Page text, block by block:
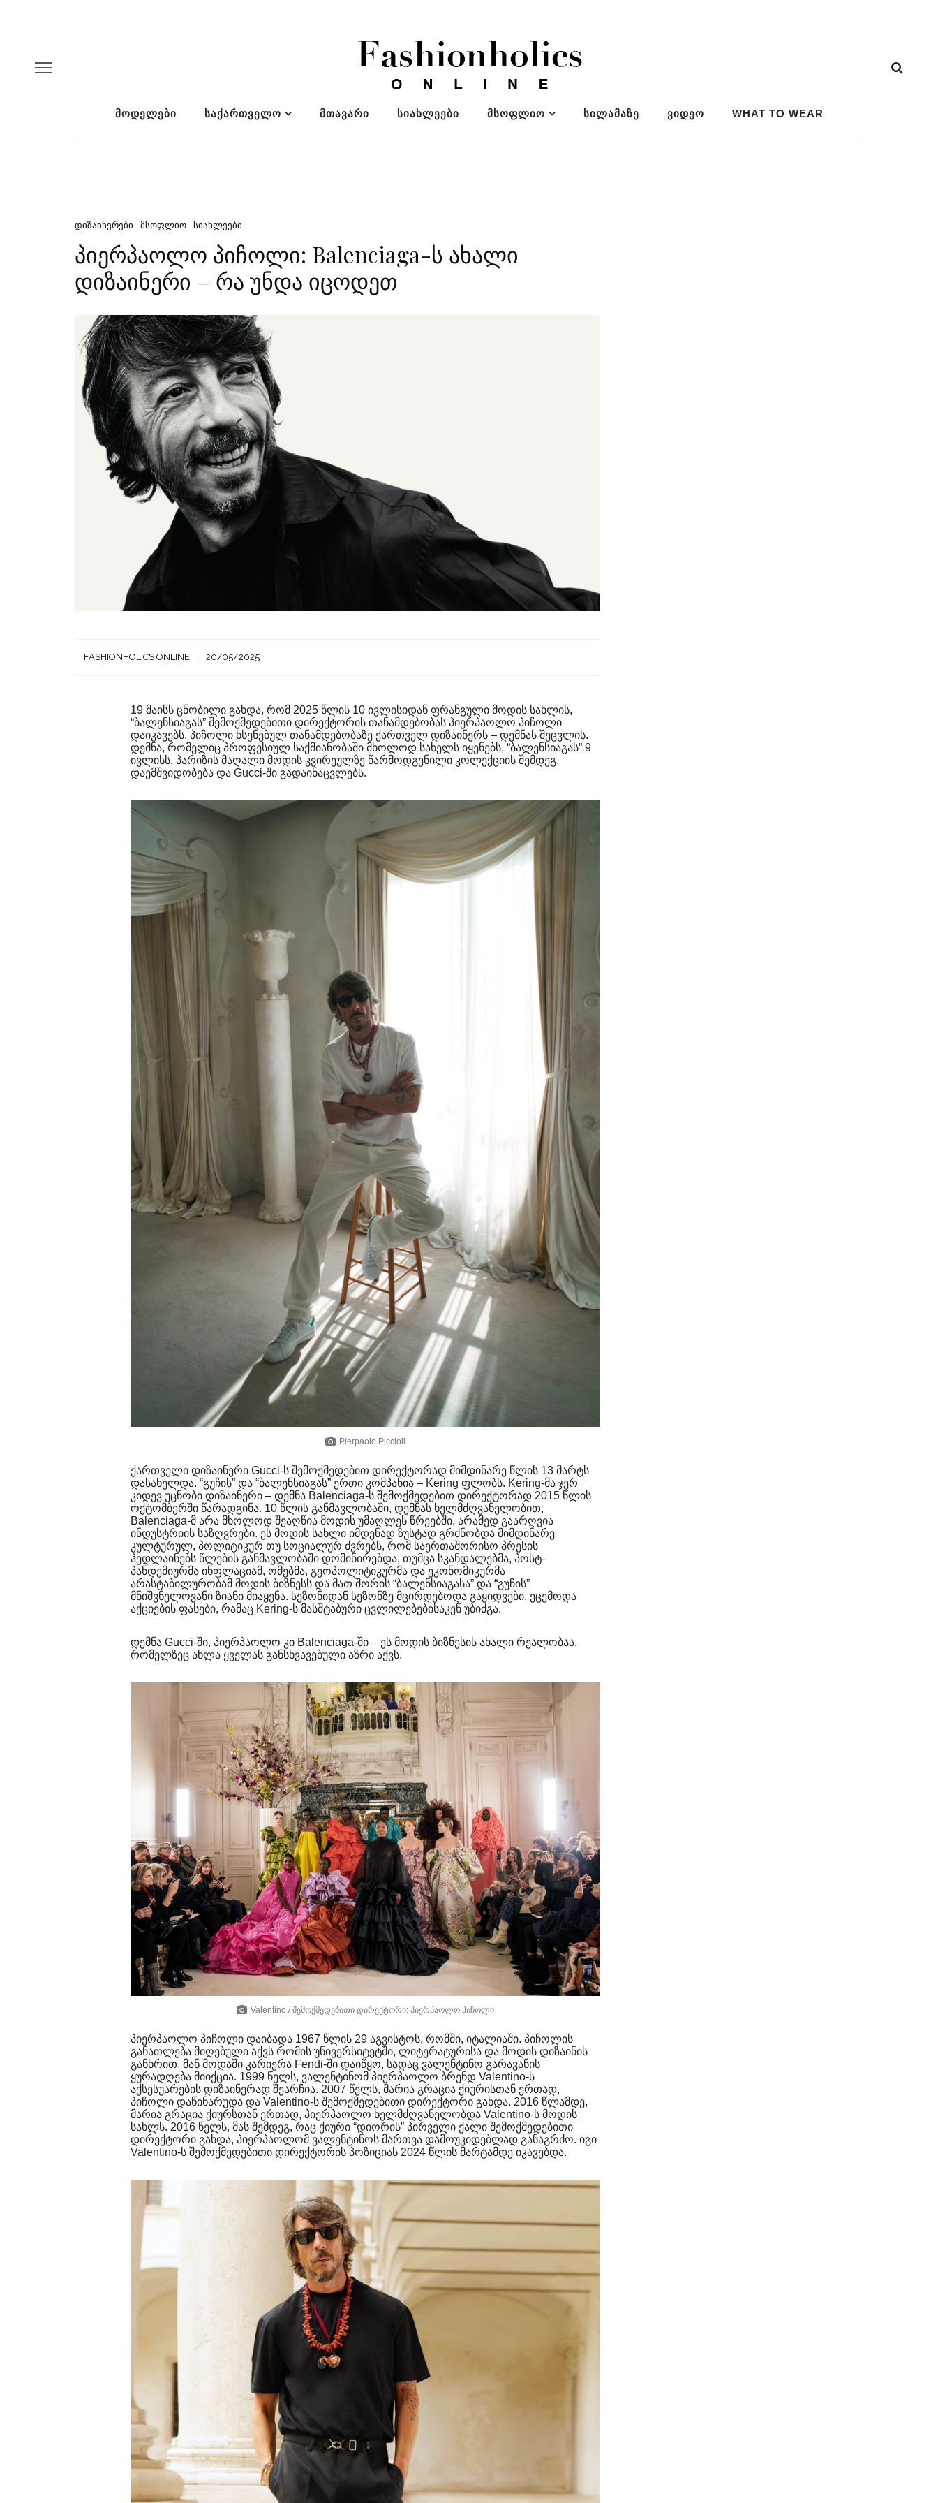
ᲛᲝᲓᲔᲚᲔᲑᲘ ᲡᲐᲥᲐᲠᲗᲕᲔᲚᲝ ᲛᲗᲐᲕᲐᲠᲘ ᲡᲘᲐᲮᲚᲔᲔᲑᲘ ᲛᲡᲝᲤᲚᲘᲝ ᲡᲘᲚᲐᲛᲐᲖᲔ ᲕᲘᲓᲔᲝ WHAT TO WEAR
ᲓᲘᲖᲐᲘᲜᲔᲠᲔᲑᲘ ᲛᲡᲝᲤᲚᲘᲝ ᲡᲘᲐᲮᲚᲔᲔᲑᲘ
პიერპაოლო პიჩოლი: Balenciaga-ს ახალი
დიზაინერი – რა უნდა იცოდეთ
FASHIONHOLICS ONLINE 20/05/2025
19 მაისს ცნობილი გახდა, რომ 2025 წლის 10 ივლისიდან ფრანგული მოდის სახლის,
“ბალენსიაგას” შემოქმედებითი დირექტორის თანამდებობას პიერპაოლო პიჩოლი
დაიკავებს. პიჩოლი ხსენებულ თანამდებობაზე ქართველ დიზაინერს – დემნას შეცვლის.
დემნა, რომელიც პროფესიულ საქმიანობაში მხოლოდ სახელს იყენებს, “ბალენსიაგას” 9
ივლისს, პარიზის მაღალი მოდის კვირეულზე წარმოდგენილი კოლექციის შემდეგ,
დაემშვიდობება და Gucci-ში გადაინაცვლებს.
Pierpaolo Piccioli
ქართველი დიზაინერი Gucci-ს შემოქმედებით დირექტორად მიმდინარე წლის 13 მარტს
დასახელდა. “გუჩის” და “ბალენსიაგას” ერთი კომპანია – Kering ფლობს. Kering-მა ჯერ
კიდევ უცნობი დიზაინერი – დემნა Balenciaga-ს შემოქმედებით დირექტორად 2015 წლის
ოქტომბერში წარადგინა. 10 წლის განმავლობაში, დემნას ხელმძღვანელობით,
Balenciaga-მ არა მხოლოდ შეაღწია მოდის უმაღლეს წრეებში, არამედ გაარღვია
ინდუსტრიის საზღვრები. ეს მოდის სახლი იმდენად ზუსტად გრძნობდა მიმდინარე
კულტურულ, პოლიტიკურ თუ სოციალურ ძვრებს, რომ საერთაშორისო პრესის
ჰედლაინებს წლების განმავლობაში დომინირებდა, თუმცა სკანდალებმა, პოსტ-
პანდემიურმა ინფლაციამ, ომებმა, გეოპოლიტიკურმა და ეკონომიკურმა
არასტაბილურობამ მოდის ბიზნესს და მათ შორის “ბალენსიაგასა” და “გუჩის”
მნიშვნელოვანი ზიანი მიაყენა. სეზონიდან სეზონზე მცირდებოდა გაყიდვები, ეცემოდა
აქციების ფასები, რამაც Kering-ს მასშტაბური ცვლილებებისაკენ უბიძგა.
დემნა Gucci-ში, პიერპაოლო კი Balenciaga-ში – ეს მოდის ბიზნესის ახალი რეალობაა,
რომელზეც ახლა ყველას განსხვავებული აზრი აქვს.
Valentino / შემოქმედებითი დირექტორი: პიერპაოლო პიჩოლი
პიერპაოლო პიჩოლი დაიბადა 1967 წლის 29 აგვისტოს, რომში, იტალიაში. პიჩოლის
განათლება მიღებული აქვს რომის უნივერსიტეტში, ლიტერატურისა და მოდის დიზაინის
განხრით. მან მოდაში კარიერა Fendi-ში დაიწყო, სადაც ვალენტინო გარავანის
ყურადღება მიიქცია. 1999 წელს, ვალენტინომ პიერპაოლო ბრენდ Valentino-ს
აქსესუარების დიზაინერად შეარჩია. 2007 წელს, მარია გრაცია ქიურისთან ერთად,
პიჩოლი დაწინარუდა და Valentino-ს შემოქმედებითი დირექტორი გახდა. 2016 წლამდე,
მარია გრაცია ქიურსთან ერთად, პიერპაოლო ხელმძღვანელობდა Valentino-ს მოდის
სახლს. 2016 წელს, მას შემდეგ, რაც ქიური “დიორის” პირველი ქალი შემოქმედებითი
დირექტორი გახდა, პიერპაოლომ ვალენტინოს მართვა დამოუკიდებლად განაგრძო. იგი
Valentino-ს შემოქმედებითი დირექტორის პოზიციას 2024 წლის მარტამდე იკავებდა.